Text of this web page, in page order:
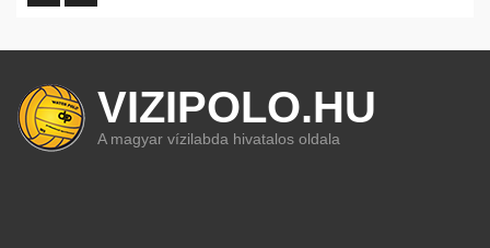
VIZIPOLO.HU
A magyar vízilabda hivatalos oldala